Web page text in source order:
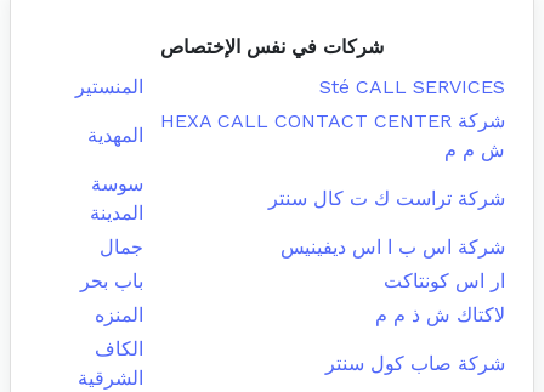
شركات في نفس الإختصاص
Sté CALL SERVICES
المنستير
شركة HEXA CALL CONTACT CENTER
ش م م
المهدية
شركة تراست ك ت كال سنتر
سوسة
المدينة
شركة اس ب ا اس ديفينيس
جمال
ار اس كونتاكت
باب بحر
لاكتاك ش ذ م م
المنزه
شركة صاب كول سنتر
الكاف
الشرقية